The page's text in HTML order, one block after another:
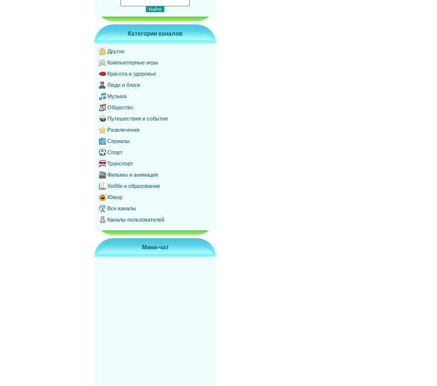
Категории каналов
Другое
Компьютерные игры
Красота и здоровье
Люди и блоги
Музыка
Общество
Путешествия и события
Развлечения
Сериалы
Спорт
Транспорт
Фильмы и анимация
Хобби и образование
Юмор
Все каналы
Каналы пользователей
Мини-чат